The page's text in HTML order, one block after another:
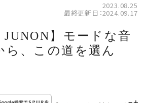
2023.08.25
最終更新日：2024.09.17
JUNON】モードな音
ら、この道を選ん